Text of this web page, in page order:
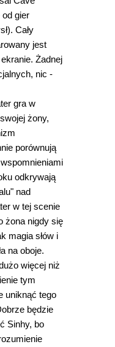
od gier
Cały
jest
Żadnej
nic -
gra w
żony,
porównują
odkrywają
nad
w tej scenie
żona nigdy się
magia słów i
na oboje.
więcej niż
tym
uniknąć tego
będzie
Sinhy, bo